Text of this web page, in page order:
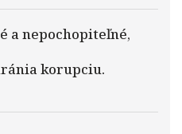
a nepochopiteľné,
korupciu.